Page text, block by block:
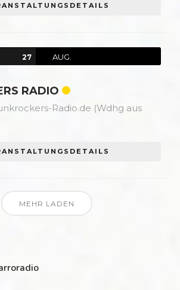
27 AUG.
RADIO
Radio.de (Wdhg aus
MEHR LADEN